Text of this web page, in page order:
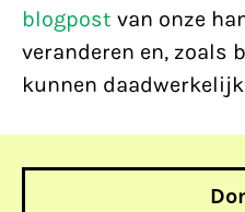
blogpost van onze
veranderen en, zoals
kunnen